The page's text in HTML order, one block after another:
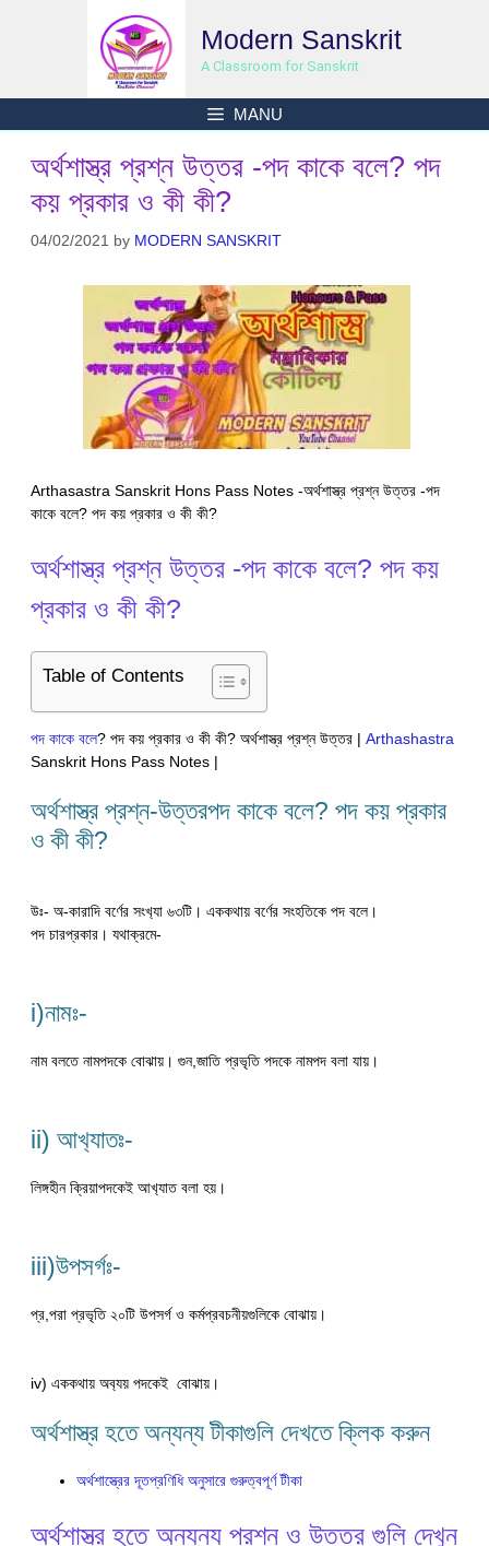
Modern Sanskrit
A Classroom for Sanskrit
MANU
অর্থশাস্ত্র প্রশ্ন উত্তর -পদ কাকে বলে? পদ
কয় প্রকার ও কী কী?
04/02/2021 by MODERN SANSKRIT
Arthasastra Sanskrit Hons Pass Notes -অর্থশাস্ত্র প্রশ্ন উত্তর -পদ
কাকে বলে? পদ কয় প্রকার ও কী কী?
অর্থশাস্ত্র প্রশ্ন উত্তর -পদ কাকে বলে? পদ কয়
প্রকার ও কী কী?
Table of Contents
পদ কাকে বলে? পদ কয় প্রকার ও কী কী? অর্থশাস্ত্র প্রশ্ন উত্তর | Arthashastra
Sanskrit Hons Pass Notes |
অর্থশাস্ত্র প্রশ্ন-উত্তরপদ কাকে বলে? পদ কয় প্রকার
ও কী কী?
উঃ- অ-কারাদি বর্ণের সংখ‍্যা ৬৩টি। এককথায় বর্ণের সংহতিকে পদ বলে।
পদ চারপ্রকার। যথাক্রমে-
i)নামঃ-
নাম বলতে নামপদকে বোঝায়। গুন,জাতি প্রভৃতি পদকে নামপদ বলা যায়।
ii) আখ‍্যাতঃ-
লিঙ্গহীন ক্রিয়াপদকেই আখ‍্যাত বলা হয়।
iii)উপসর্গঃ-
প্র,পরা প্রভৃতি ২০টি উপসর্গ ও কর্মপ্রবচনীয়গুলিকে বোঝায়।
iv) এককথায় অব‍্যয় পদকেই বোঝায়।
অর্থশাস্ত্র হতে অন্যন্য টীকাগুলি দেখতে ক্লিক করুন
অর্থশাস্ত্রের দূতপ্রণিধি অনুসারে গুরুত্বপূর্ণ টীকা
অর্থশাস্ত্র হতে অন্যন্য প্রশ্ন ও উত্তর গুলি দেখুন